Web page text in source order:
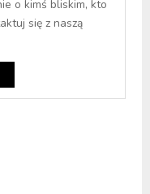
o kimś bliskim, kto
się z naszą